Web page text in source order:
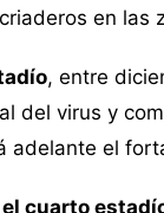
en las
, entre
del virus y
adelante el
el cuarto